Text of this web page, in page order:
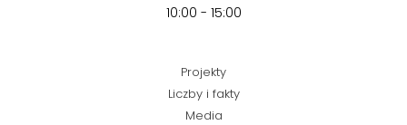
10:00 - 15:00
Projekty
Liczby i fakty
Media